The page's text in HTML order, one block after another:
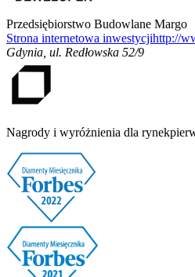
Przedsiębiorstwo Budowlane Margo
Strona internetowa inwestycjihttp://
Gdynia ul. Redłowska 52/9
Nagrody i wyróżnienia dla